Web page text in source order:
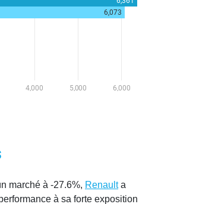
marché à -27.6%, Renaulta
à sa forte exposition